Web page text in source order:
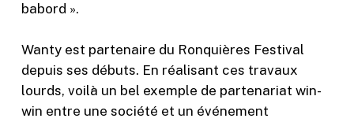
babord ».
Wanty est partenaire du Ronquières Festival
depuis ses débuts. En réalisant ces travaux
lourds, voilà un bel exemple de partenariat win-
win entre une société et un événement